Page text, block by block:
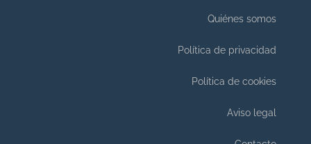
Quiénes somos
Política de privacidad
Política de cookies
Aviso legal